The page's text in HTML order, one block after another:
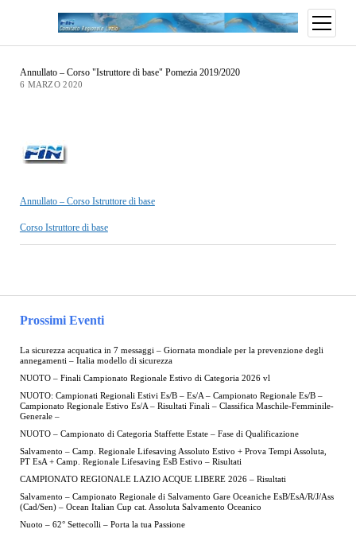
Prossimi Eventi
La sicurezza acquatica in 7 messaggi – Giornata mondiale per la prevenzione degli
annegamenti – Italia modello di sicurezza
NUOTO – Finali Campionato Regionale Estivo di Categoria 2026 vl
NUOTO: Campionati Regionali Estivi Es/B – Es/A – Campionato Regionale Es/B –
Campionato Regionale Estivo Es/A – Risultati Finali – Classifica Maschile-Femminile-
Generale –
NUOTO – Campionato di Categoria Staffette Estate – Fase di Qualificazione
Salvamento – Camp. Regionale Lifesaving Assoluto Estivo + Prova Tempi Assoluta,
PT EsA + Camp. Regionale Lifesaving EsB Estivo – Risultati
CAMPIONATO REGIONALE LAZIO ACQUE LIBERE 2026 – Risultati
Salvamento – Campionato Regionale di Salvamento Gare Oceaniche EsB/EsA/R/J/Ass
(Cad/Sen) – Ocean Italian Cup cat. Assoluta Salvamento Oceanico
Nuoto – 62° Settecolli – Porta la tua Passione
Annullato – Corso "Istruttore di base" Pomezia 2019/2020
6 MARZO 2020
Annullato – Corso Istruttore di base
Corso Istruttore di base